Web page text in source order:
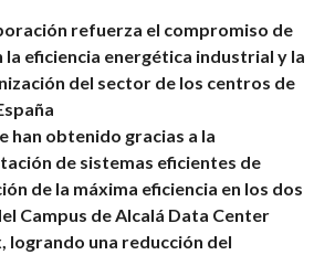
refuerza el compromiso de
la eficiencia energética industrial y la
del sector de los centros de
han obtenido gracias a la
de sistemas eficientes de
de la máxima eficiencia en los dos
Campus deAlcalá Data Center
, logrando una reducción del